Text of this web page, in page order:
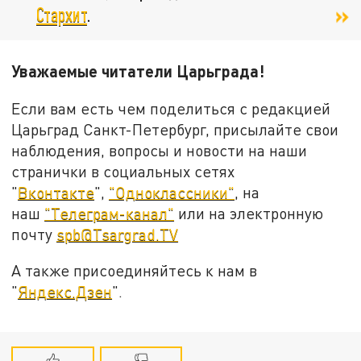
Стархит.
Уважаемые читатели Царьграда!
Если вам есть чем поделиться с редакцией
Царьград Санкт-Петербург, присылайте свои
наблюдения, вопросы и новости на наши
странички в социальных сетях
"Вконтакте", "Одноклассники" , на
наш "Телеграм-канал" или на электронную
почту spb@Tsargrad.TV
А также присоединяйтесь к нам в
"Яндекс.Дзен".